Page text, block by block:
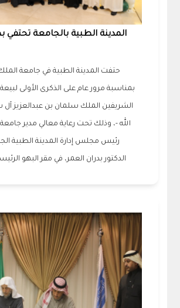
المدينة الطبية بالجامعة تحتفي
حتفت المدينة الطبية في جامعة
بمناسبة مرور عام على الذكرى الأولى
الشريفين الملك سلمان بن عبدالعزيز
الله -، وذلك تحت رعاية معالي مدير
رئيس مجلس إدارة المدينة الطبية
الدكتور بدران العمر، في مقر البهو